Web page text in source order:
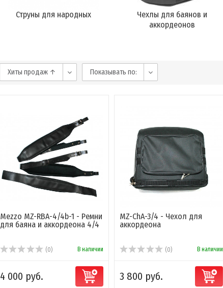
Струны для народных
Чехлы для баянов и
аккордеонов
Хиты продаж ↑ Показывать по:
Mezzo MZ-RBA-4/4b-1 - Ремни
для баяна и аккордеона 4/4
(0) В наличии
4 000 руб.
MZ-ChA-3/4 - Чехол для
аккордеона
(0) В наличии
3 800 руб.